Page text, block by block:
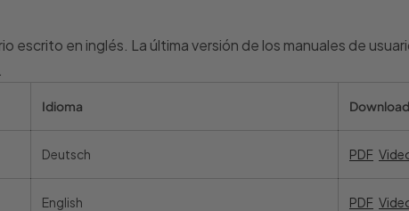
en inglés. La última versión de los manuales de
Idioma Download
Deutsch PDF
English PDF